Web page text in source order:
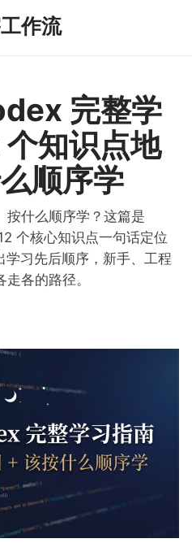
作流
全部文章
YouTube
微信公众号
X/Twitter
学员实践
注
完整学
知识点地
顺序学
按什么顺序学？这篇是
个核心知识点一句话定位
习先后顺序，新手、工程
各的路径。